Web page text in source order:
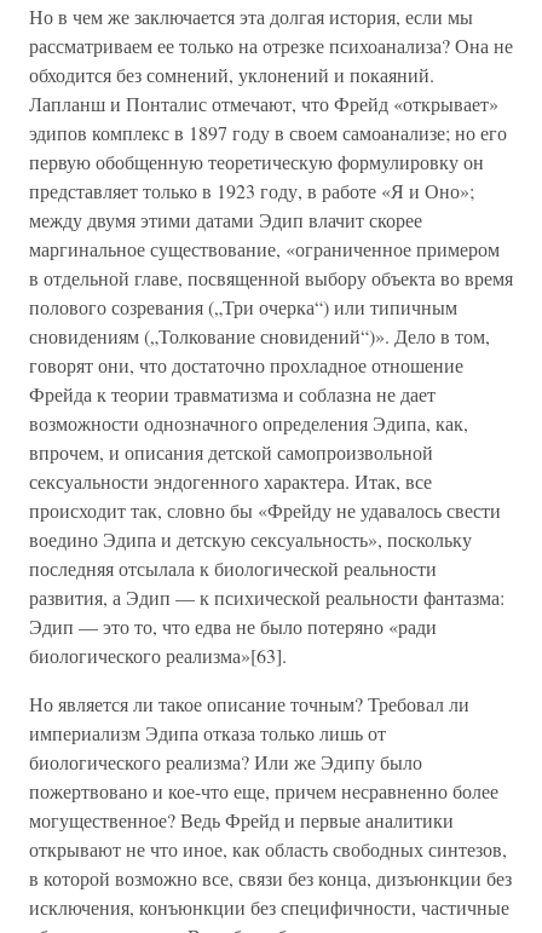
Но в чем же заключается эта долгая история, если мы
рассматриваем ее только на отрезке психоанализа? Она не
обходится без сомнений, уклонений и покаяний.
Лапланш и Понталис отмечают, что Фрейд «открывает»
эдипов комплекс в 1897 году в своем самоанализе; но его
первую обобщенную теоретическую формулировку он
представляет только в 1923 году, в работе «Я и Оно»;
между двумя этими датами Эдип влачит скорее
маргинальное существование, «ограниченное примером
в отдельной главе, посвященной выбору объекта во время
полового созревания („Три очерка“) или типичным
сновидениям („Толкование сновидений“)». Дело в том,
говорят они, что достаточно прохладное отношение
Фрейда к теории травматизма и соблазна не дает
возможности однозначного определения Эдипа, как,
впрочем, и описания детской самопроизвольной
сексуальности эндогенного характера. Итак, все
происходит так, словно бы «Фрейду не удавалось свести
воедино Эдипа и детскую сексуальность», поскольку
последняя отсылала к биологической реальности
развития, а Эдип — к психической реальности фантазма:
Эдип — это то, что едва не было потеряно «ради
биологического реализма»[63].
Но является ли такое описание точным? Требовал ли
империализм Эдипа отказа только лишь от
биологического реализма? Или же Эдипу было
пожертвовано и кое-что еще, причем несравненно более
могущественное? Ведь Фрейд и первые аналитики
открывают не что иное, как область свободных синтезов,
в которой возможно все, связи без конца, дизъюнкции без
исключения, конъюнкции без специфичности, частичные